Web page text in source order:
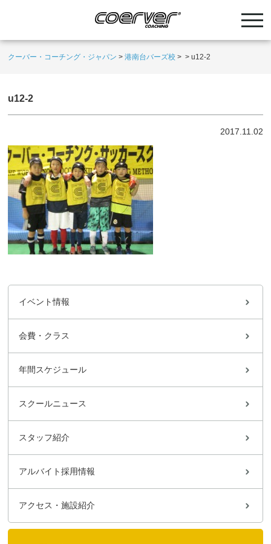
クーバー・コーチング・ジャパン >港南台バーズ校 > >u12-2
u12-2
2017.11.02
イベント情報
会費・クラス
年間スケジュール
スクールニュース
スタッフ紹介
アルバイト採用情報
アクセス・施設紹介